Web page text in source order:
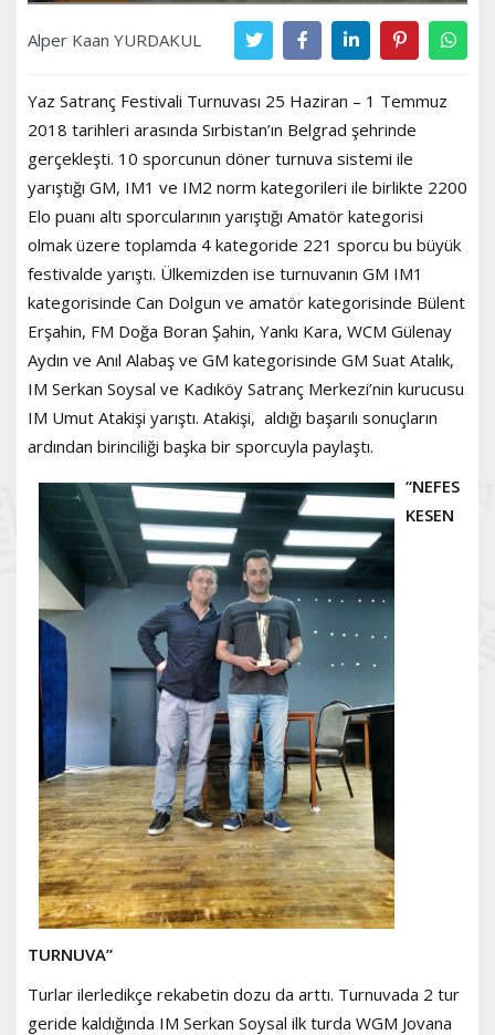
Alper Kaan YURDAKUL
Yaz Satranç Festivali Turnuvası 25 Haziran – 1 Temmuz
2018 tarihleri arasında Sırbistan’ın Belgrad şehrinde
gerçekleşti. 10 sporcunun döner turnuva sistemi ile
yarıştığı GM, IM1 ve IM2 norm kategorileri ile birlikte 2200
Elo puanı altı sporcularının yarıştığı Amatör kategorisi
olmak üzere toplamda 4 kategoride 221 sporcu bu büyük
festivalde yarıştı. Ülkemizden ise turnuvanın GM IM1
kategorisinde Can Dolgun ve amatör kategorisinde Bülent
Erşahin, FM Doğa Boran Şahin, Yankı Kara, WCM Gülenay
Aydın ve Anıl Alabaş ve GM kategorisinde GM Suat Atalık,
IM Serkan Soysal ve Kadıköy Satranç Merkezi’nin kurucusu
IM Umut Atakişi yarıştı. Atakişi, aldığı başarılı sonuçların
ardından birinciliği başka bir sporcuyla paylaştı.
“NEFES
KESEN
TURNUVA”
Turlar ilerledikçe rekabetin dozu da arttı. Turnuvada 2 tur
geride kaldığında IM Serkan Soysal ilk turda WGM Jovana